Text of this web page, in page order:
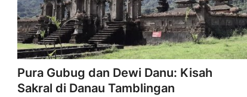
Pura Gubug dan Dewi Danu: Kisah
Sakral di Danau Tamblingan